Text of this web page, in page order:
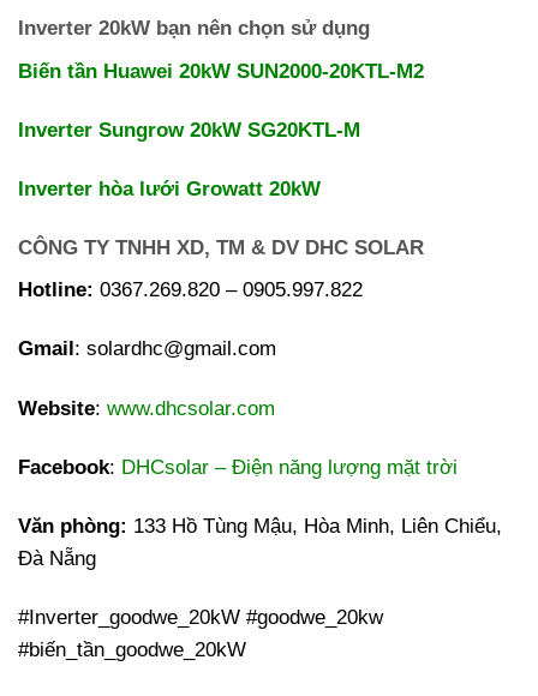
Inverter 20kW bạn nên chọn sử dụng
Biến tần Huawei 20kW SUN2000-20KTL-M2
Inverter Sungrow 20kW SG20KTL-M
Inverter hòa lưới Growatt 20kW
CÔNG TY TNHH XD, TM & DV DHC SOLAR
Hotline: 0367.269.820 – 0905.997.822
Gmail : solardhc@gmail.com
Website: www.dhcsolar.com
Facebook: DHCsolar – Điện năng lượng mặt trời
Văn phòng: 133 Hồ Tùng Mậu, Hòa Minh, Liên Chiểu,
Đà Nẵng
#Inverter_goodwe_20kW #goodwe_20kw
#biến_tần_goodwe_20kW